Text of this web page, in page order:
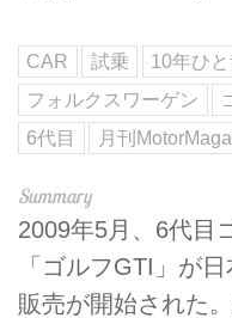
CAR 試乗 10年ひ
フォルクスワーゲン
6代目
月刊
2009年5月、6代目
「ゴルフGTI」が
販売が開始された